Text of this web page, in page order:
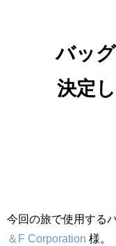
バッ
決定
今回の旅で使用する
＆F Corporation 様。